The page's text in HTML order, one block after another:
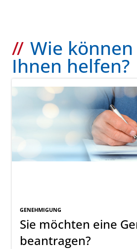
Wie
Ihnen helfen?
GENEHMIGUNG
Sie möchten eine
beantragen?